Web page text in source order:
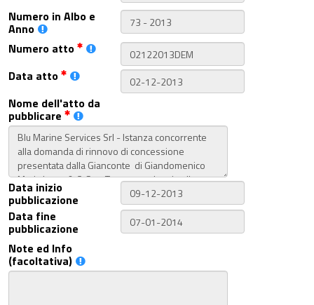
Numero in Albo e
Anno
Numero atto
Data atto
Nome dell'atto da
pubblicare
Data inizio
pubblicazione
Data fine
pubblicazione
Note ed Info
(facoltativa)